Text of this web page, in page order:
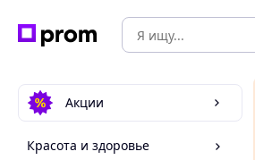
Акции
Красота и здоровье